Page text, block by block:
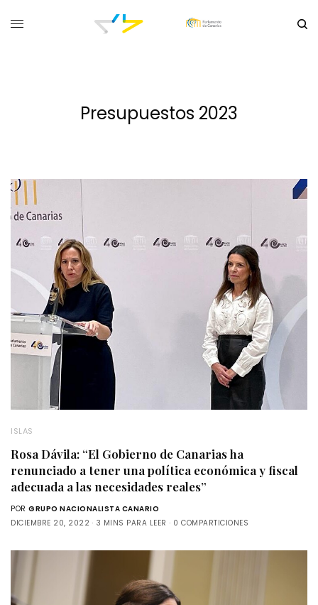
Presupuestos 2023
ISLAS
Rosa Dávila: “El Gobierno de Canarias ha
renunciado a tener una política económica y fiscal
adecuada a las necesidades reales”
POR GRUPO NACIONALISTA CANARIO
DICIEMBRE 20, 2022
3 MINS PARA LEER 0 COMPARTICIONES